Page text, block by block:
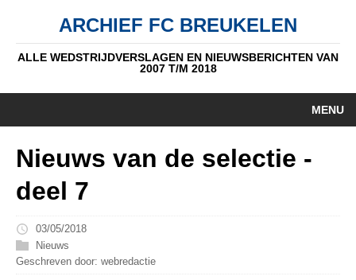
ARCHIEF FC BREUKELEN
ALLE WEDSTRIJDVERSLAGEN EN NIEUWSBERICHTEN VAN
2007 T/M 2018
MENU
AUTEURS
Nieuws van de selectie -
deel 7
03/05/2018
Nieuws
Geschreven door: webredactie